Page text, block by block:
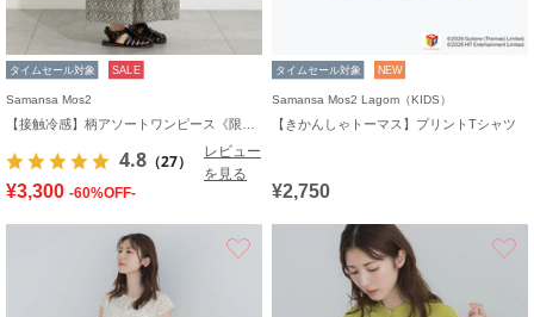
タイムセール対象 SALE
Samansa Mos2
4.8 （27）
レビュー
を見る
¥3,300 -60%OFF-
タイムセール対象 NEW
Samansa Mos2 Lagom（KIDS）
【きかんしゃトーマス】プリントTシャツ
¥2,750